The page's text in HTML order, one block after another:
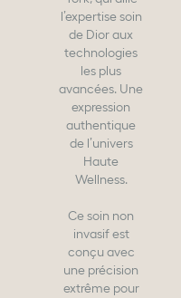
l’expertise soin
de Dior aux
technologies
les plus
avancées. Une
expression
authentique
de l’univers
Haute
Wellness.
Ce soin non
invasif est
conçu avec
une précision
extrême pour